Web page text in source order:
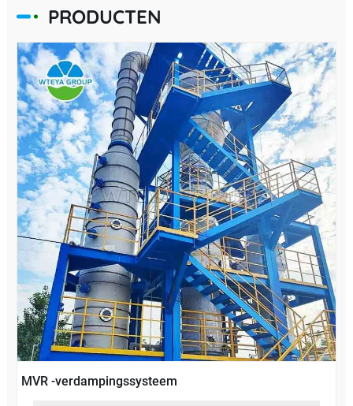
PRODUCTEN
MVR -verdampingssysteem